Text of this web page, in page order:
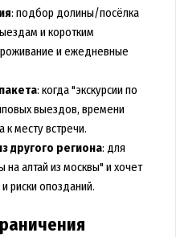
: подбор долины/посёлка
и коротким
и ежедневные
: когда "экскурсии по
выездов, времени
к месту встречи.
другого региона: для
на алтай из москвы" и хочет
риски опозданий.